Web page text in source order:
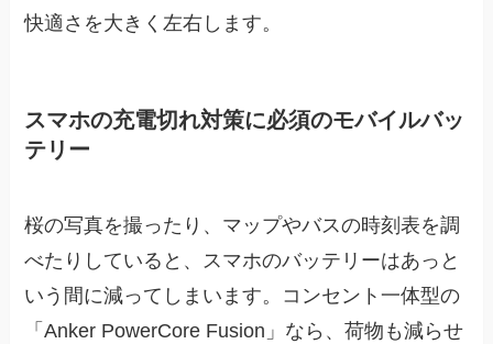
快適さを大きく左右します。
スマホの充電切れ対策に必須のモバイルバッ
テリー
桜の写真を撮ったり、マップやバスの時刻表を調
べたりしていると、スマホのバッテリーはあっと
いう間に減ってしまいます。コンセント一体型の
「Anker PowerCore Fusion」なら、荷物も減らせ